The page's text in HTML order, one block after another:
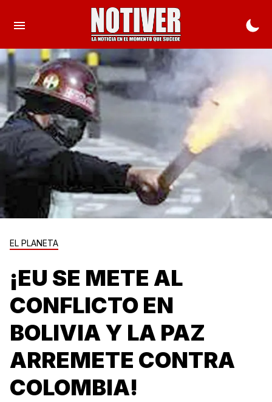
EL PLANETA
¡EU SE METE AL
CONFLICTO EN
BOLIVIA Y LA PAZ
ARREMETE CONTRA
COLOMBIA!